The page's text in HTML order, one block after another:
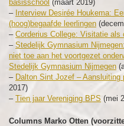
basisschool (maart 2019)
– Interview Desirée Houkema:
(hoog)begaafde leerlingen
– Corderius College: Visitatie als
– Stedelijk Gymnasium
niet toe aan het voortgezet
Stedelijk Gymnasium Nijmegen
– Dalton Sint Jozef –
2017)
– Tien jaar Vereniging BPS (mei
Columns Marko Otten